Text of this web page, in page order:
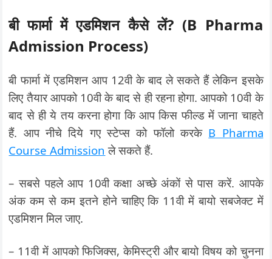
बी फार्मा में एडमिशन कैसे लें? (B Pharma
Admission Process)
बी फार्मा में एडमिशन आप 12वी के बाद ले सकते हैं लेकिन इसके
लिए तैयार आपको 10वी के बाद से ही रहना होगा. आपको 10वी के
बाद से ही ये तय करना होगा कि आप किस फील्ड में जाना चाहते
हैं. आप नीचे दिये गए स्टेप्स को फॉलो करके B Pharma
Course Admission ले सकते हैं.
– सबसे पहले आप 10वी कक्षा अच्छे अंकों से पास करें. आपके
अंक कम से कम इतने होने चाहिए कि 11वी में बायो सबजेक्ट में
एडमिशन मिल जाए.
– 11वी में आपको फिजिक्स, केमिस्ट्री और बायो विषय को चुनना